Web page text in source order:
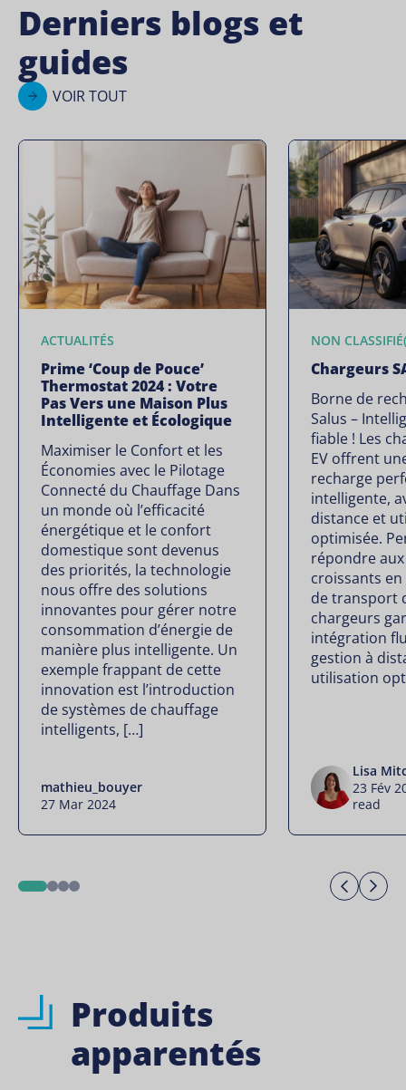
Derniers blogs et
guides
VOIR TOUT
ACTUALITÉS
Prime ‘Coup de Pouce’
Thermostat 2024 : Votre
Pas Vers une Maison Plus
Intelligente et Écologique
Maximiser le Confort et les
Économies avec le Pilotage
Connecté du Chauffage Dans
un monde où l’efficacité
énergétique et le confort
domestique sont devenus
des priorités, la technologie
nous offre des solutions
innovantes pour gérer notre
consommation d’énergie de
manière plus intelligente. Un
exemple frappant de cette
innovation est l’introduction
de systèmes de chauffage
intelligents, […]
mathieu_bouyer
27 Mar 2024
NON
Chargeurs
Borne de
Salus –
fiable ! Les
EV offrent
recharge
intelligente,
distance et
optimisée.
répondre
croissants
de transport
chargeurs
intégration
gestion à
utilisation
Lisa
23 Fév
read
123
Produits
apparentés